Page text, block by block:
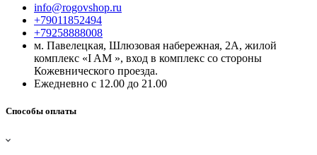
info@rogovshop.ru
+79011852494
+79258888008
м. Павелецкая, Шлюзовая набережная, 2А, жилой
комплекс «I AM », вход в комплекс со стороны
Кожевнического проезда.
Ежедневно с 12.00 до 21.00
Способы оплаты